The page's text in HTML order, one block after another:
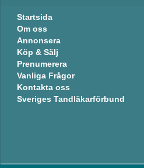
Startsida
Om oss
Annonsera
Köp & Sälj
Prenumerera
Vanliga Frågor
Kontakta oss
Sveriges Tandläkarförbund